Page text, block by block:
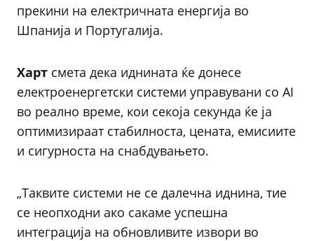
прекини на електричната енергија во
Шпанија и Португалија.
Харт смета дека иднината ќе донесе
електроенергетски системи управувани со AI
во реално време, кои секоја секунда ќе ја
оптимизираат стабилноста, цената, емисиите
и сигурноста на снабдувањето.
„Таквите системи не се далечна иднина, тие
се неопходни ако сакаме успешна
интеграција на обновливите извори во